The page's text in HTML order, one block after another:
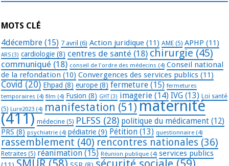
MOTS CLÉ
4décembre (15) 7 avril (6) Action juridique (11) AME (5) APHP (11)
ARS (3) cardiologie (8) centres de santé (18) chirurgie (45)
communiqué (18) conseil de l'ordre des médecins (4) Conseil national
de la refondation (10) Convergences des services publics (11)
Covid (20) Ehpad (8) europe (8) fermeture (15) fermetures
temporaires (4) film (4) Fusion (8) GHT(3) imagerie (14) IVG (13) Loi santé
(5) Lure2023 (4) manifestation (51) maternité
(411) médecine (5) PLFSS (28) politique du médicament (12)
PRS (8) psychiatrie (4) pédiatrie (9) Pétition (13) questionnaire (4)
rassemblement (40) rencontres nationales (36)
Retraites (5) réanimation (15) Réunion publique (4) services publics